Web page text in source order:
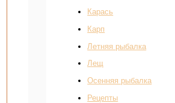
Карась
Карп
Летняя рыбалка
Лещ
Осенняя рыбалка
Рецепты